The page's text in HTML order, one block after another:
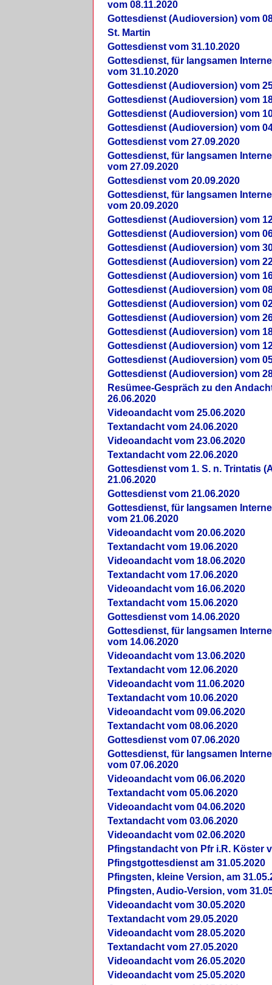
vom 08.11.2020
Gottesdienst (Audioversion) vom
St. Martin
Gottesdienst vom 31.10.2020
Gottesdienst, für langsamen
vom 31.10.2020
Gottesdienst (Audioversion) vom
Gottesdienst (Audioversion) vom
Gottesdienst (Audioversion) vom
Gottesdienst (Audioversion) vom
Gottesdienst vom 27.09.2020
Gottesdienst, für langsamen
vom 27.09.2020
Gottesdienst vom 20.09.2020
Gottesdienst, für langsamen
vom 20.09.2020
Gottesdienst (Audioversion) vom
Gottesdienst (Audioversion) vom
Gottesdienst (Audioversion) vom
Gottesdienst (Audioversion) vom
Gottesdienst (Audioversion) vom
Gottesdienst (Audioversion) vom
Gottesdienst (Audioversion) vom
Gottesdienst (Audioversion) vom
Gottesdienst (Audioversion) vom
Gottesdienst (Audioversion) vom
Gottesdienst (Audioversion) vom
Gottesdienst (Audioversion) vom
Re­sü­mee-Gespräch zu den
26.06.2020
Videoandacht vom 25.06.2020
Textandacht vom 24.06.2020
Videoandacht vom 23.06.2020
Textandacht vom 22.06.2020
Gottesdienst vom 1. S. n. Trintatis
21.06.2020
Gottesdienst vom 21.06.2020
Gottesdienst, für langsamen
vom 21.06.2020
Videoandacht vom 20.06.2020
Textandacht vom 19.06.2020
Videoandacht vom 18.06.2020
Textandacht vom 17.06.2020
Videoandacht vom 16.06.2020
Textandacht vom 15.06.2020
Gottesdienst vom 14.06.2020
Gottesdienst, für langsamen
vom 14.06.2020
Videoandacht vom 13.06.2020
Textandacht vom 12.06.2020
Videoandacht vom 11.06.2020
Textandacht vom 10.06.2020
Videoandacht vom 09.06.2020
Textandacht vom 08.06.2020
Gottesdienst vom 07.06.2020
Gottesdienst, für langsamen
vom 07.06.2020
Videoandacht vom 06.06.2020
Textandacht vom 05.06.2020
Videoandacht vom 04.06.2020
Textandacht vom 03.06.2020
Videoandacht vom 02.06.2020
Pfingstandacht von Pfr i.R. Köster
Pfingstgottesdienst am 31.05.2020
Pfingsten, kleine Version, am
Pfingsten, Audio-Version, vom
Videoandacht vom 30.05.2020
Textandacht vom 29.05.2020
Videoandacht vom 28.05.2020
Textandacht vom 27.05.2020
Videoandacht vom 26.05.2020
Videoandacht vom 25.05.2020